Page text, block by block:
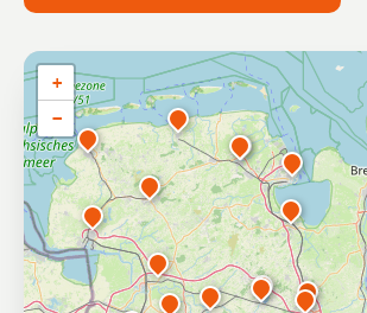
+
−